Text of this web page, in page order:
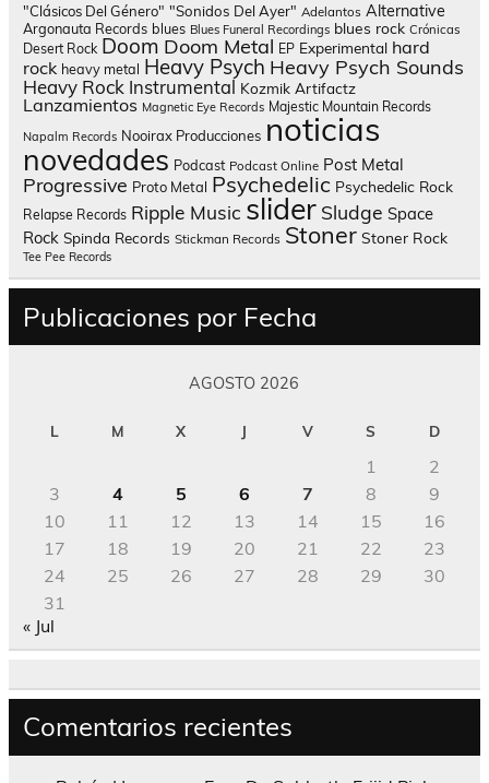
"Clásicos Del Género" "Sonidos Del Ayer" Adelantos Alternative
Argonauta Records blues Blues Funeral Recordings blues rock Crónicas
Desert Rock Doom Doom Metal EP Experimental hard
rock heavy metal Heavy Psych Heavy Psych Sounds
Heavy Rock Instrumental Kozmik Artifactz
Lanzamientos Magnetic Eye Records Majestic Mountain Records
Napalm Records Nooirax Producciones noticias
novedades Podcast Podcast Online Post Metal
Progressive Proto Metal Psychedelic Psychedelic Rock
Relapse Records Ripple Music slider Sludge Space
Rock Spinda Records Stickman Records Stoner Stoner Rock
Tee Pee Records
Publicaciones por Fecha
AGOSTO 2026
L M X J V S D
1
2
3
4 5 6 7 8
9
10
11 12 13 14 15
16
17
18 19 20 21 22
23
24
25 26 27 28 29
30
31
« Jul
Comentarios recientes